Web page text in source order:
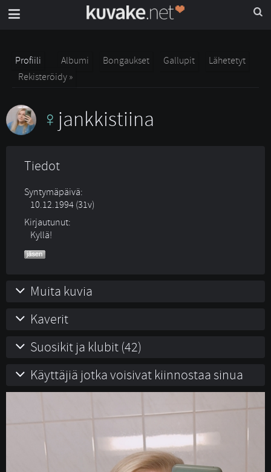
Profiili Albumi Bongaukset Gallupit
Lähetetyt
Rekisteröidy »
jankkistiina
Tiedot
Syntymäpäivä:
10.12.1994 (31v)
Kirjautunut:
Kyllä!
Muita kuvia
Kaverit
Suosikit ja klubit (42)
Käyttäjiä jotka voisivat kiinnostaa sinua